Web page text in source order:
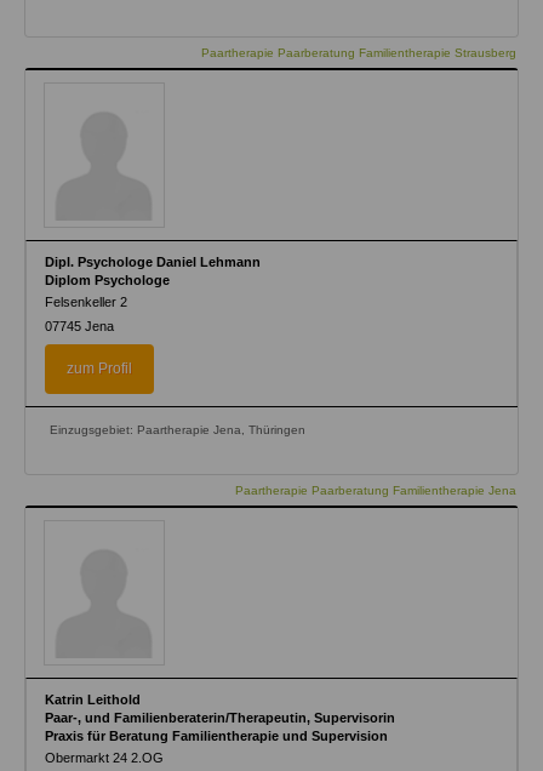
Paartherapie Paarberatung Familientherapie Strausberg
Dipl. Psychologe Daniel Lehmann
Diplom Psychologe
Felsenkeller 2
07745 Jena
zum Profil
Einzugsgebiet: Paartherapie Jena, Thüringen
Paartherapie Paarberatung Familientherapie Jena
Katrin Leithold
Paar-, und Familienberaterin/Therapeutin, Supervisorin
Praxis für Beratung Familientherapie und Supervision
Obermarkt 24 2.OG